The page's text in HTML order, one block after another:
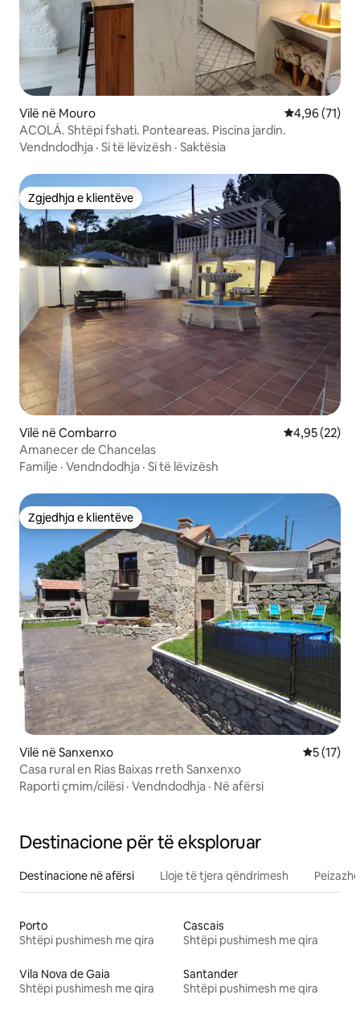
Vilë në Mouro Vlerësimi
4,96 (71)
ACOLÁ. Shtëpi fshati. Ponteareas. Piscina jardin.
Vendndodhja · Si të lëvizësh · Saktësia
Zgjedhja e klientëve
Zgjedhja e klientëve
Vilë në Combarro Vlerësimi
4,95 (22)
Amanecer de Chancelas
Familje · Vendndodhja · Si të lëvizësh
Zgjedhja e klientëve
Zgjedhja e klientëve
Vilë në Sanxenxo Vlerësimi
5 (17)
Casa rural en Rias Baixas rreth Sanxenxo
Raporti çmim/cilësi · Vendndodhja · Në afërsi
Destinacione për të eksploruar
Destinacione në afërsi Lloje të tjera qëndrimesh
Porto
Shtëpi pushimesh me qira
Cascais
Shtëpi pushimesh me qira
Vila Nova de Gaia
Shtëpi pushimesh me qira
Santander
Shtëpi pushimesh me qira